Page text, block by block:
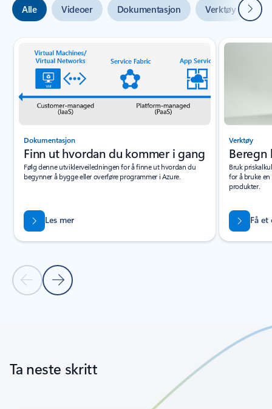
Alle Videoer Dokumentasjon Verktøy Neste
Lysbildeindikator {0} {1}
Forrige lysbildeNeste lysbilde
Dokumentasjon
Finn ut hvordan du kommer i gang
Følg denne utviklerveiledningen for å finne ut hvordan du
begynner å bygge eller overføre programmer i Azure.
Les mer
Verktøy
Beregn
Bruk
for å bruke
produkter.
Få et
Ta neste skritt